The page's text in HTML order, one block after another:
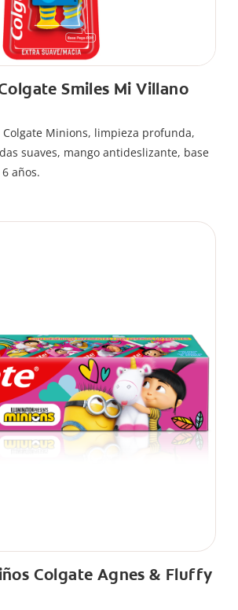
Smiles Mi Villano
Minions, limpieza profunda,
suaves, mango antideslizante, base
años.
Colgate Agnes & Fluffy